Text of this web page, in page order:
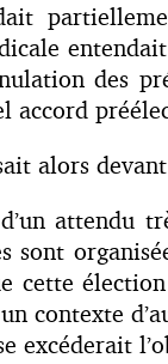
des
accord
alors
attendu
sont
cette
contexte
excéderait